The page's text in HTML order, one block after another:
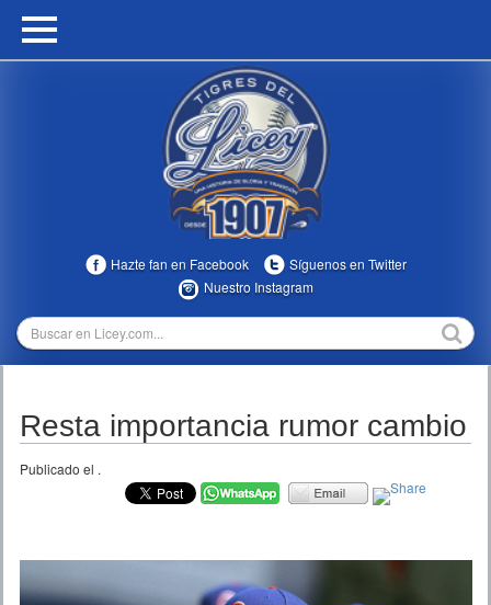
HOME
MULTIMEDIA
TEMPORADAS
Hazte fan en Facebook
Síguenos en Twitter
Nuestro Instagram
Resta importancia rumor cambio
Publicado el .